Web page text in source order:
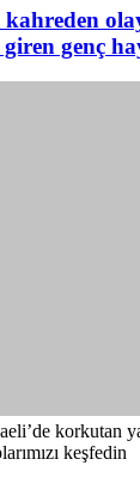
kahreden
genç
korkutan
keşfedin